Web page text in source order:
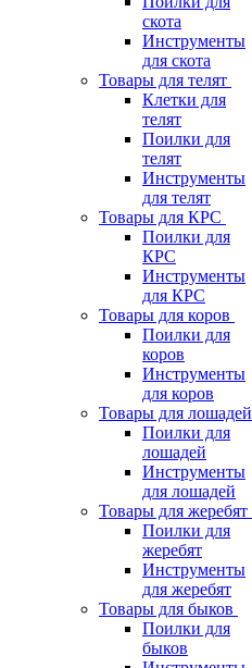
скота
Инструменты
для скота
Товары для телят
Клетки для
телят
Поилки для
телят
Инструменты
для телят
Товары для КРС
Поилки для
КРС
Инструменты
для КРС
Товары для коров
Поилки для
коров
Инструменты
для коров
Товары для лошадей
Поилки для
лошадей
Инструменты
для лошадей
Товары для жеребят
Поилки для
жеребят
Инструменты
для жеребят
Товары для быков
Поилки для
быков